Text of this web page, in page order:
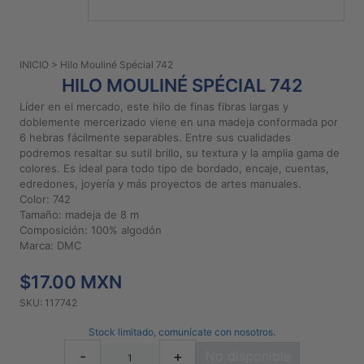
Preguntas
Aviso De
Privacidad
Políticas
Compra
Diseños
INICIO > Hilo Mouliné Spécial 742
HILO MOULINÉ SPÉCIAL 742
Líder en el mercado, este hilo de finas fibras largas y
doblemente mercerizado viene en una madeja conformada por
6 hebras fácilmente separables. Entre sus cualidades
podremos resaltar su sutil brillo, su textura y la amplia gama de
colores. Es ideal para todo tipo de bordado, encaje, cuentas,
edredones, joyería y más proyectos de artes manuales.
Color: 742
Tamaño: madeja de 8 m
Composición: 100% algodón
Marca: DMC
$17.00 MXN
SKU: 117742
Stock limitado, comunícate con nosotros.
- +